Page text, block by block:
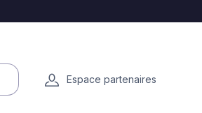
Espace partenaires